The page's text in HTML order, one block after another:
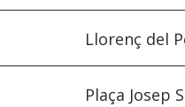
Llorenç del
Plaça Josep